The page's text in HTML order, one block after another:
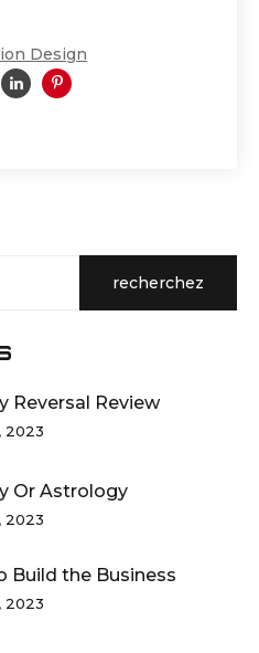
recherchez
Reversal Review
2023
Or Astrology
2023
Build the Business
2023
Design